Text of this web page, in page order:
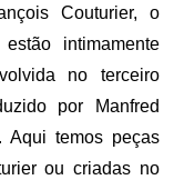
Couturier, o
intimamente
no terceiro
por Manfred
Aqui temos peças
ou criadas no